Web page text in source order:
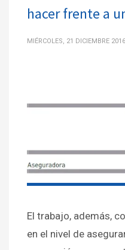
hacer frente a
MIÉRCOLES, 21 DICIEMBRE 2016
El trabajo, además,
en el nivel de